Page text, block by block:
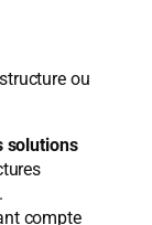
ou
solutions
compte